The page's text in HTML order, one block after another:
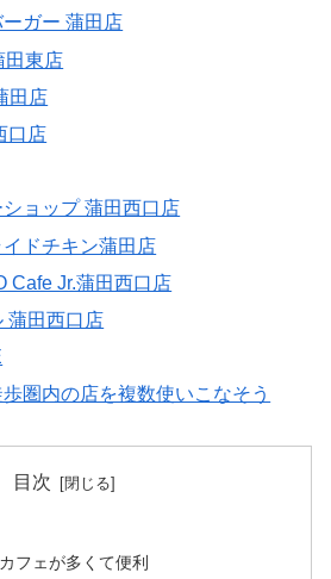
ガー 蒲田店
田東店
田店
口店
ョップ 蒲田西口店
ドチキン蒲田店
Cafe Jr.蒲田西口店
蒲田西口店
圏内の店を複数使いこなそう
目次
フェが多くて便利